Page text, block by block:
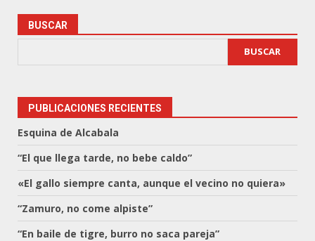
BUSCAR
BUSCAR
PUBLICACIONES RECIENTES
Esquina de Alcabala
“El que llega tarde, no bebe caldo”
«El gallo siempre canta, aunque el vecino no quiera»
“Zamuro, no come alpiste”
“En baile de tigre, burro no saca pareja”